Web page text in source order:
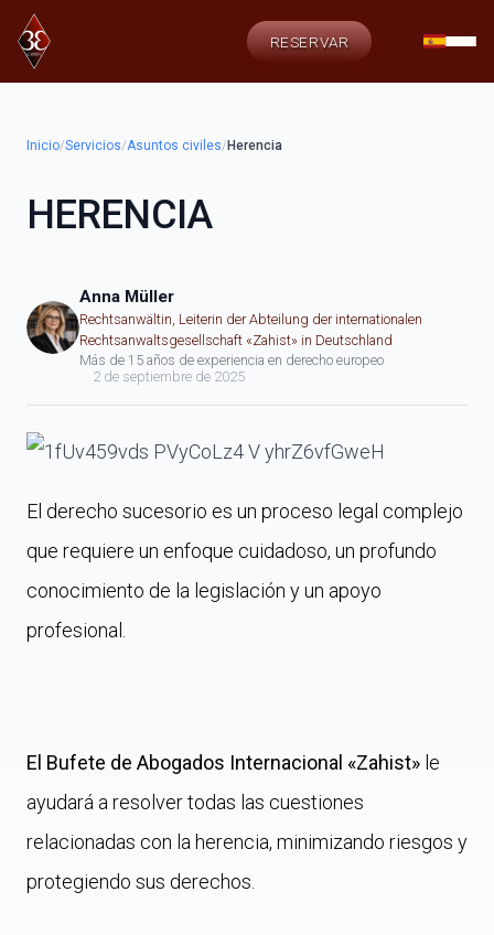
RESERVAR
Inicio/Servicios/Asuntos civiles/ Herencia
HERENCIA
Anna Müller
Rechtsanwältin, Leiterin der Abteilung der internationalen
Rechtsanwaltsgesellschaft «Zahist» in Deutschland
Más de 15 años de experiencia en derecho europeo
2 de septiembre de 2025
El derecho sucesorio es un proceso legal complejo
que requiere un enfoque cuidadoso, un profundo
conocimiento de la legislación y un apoyo
profesional.
El Bufete de Abogados Internacional «Zahist» le
ayudará a resolver todas las cuestiones
relacionadas con la herencia, minimizando riesgos y
protegiendo sus derechos.